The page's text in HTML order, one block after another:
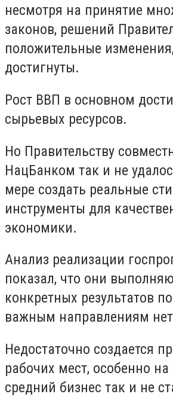
несмотря на принятие
законов, решений
положительные
достигнуты.
Рост ВВП в основном
сырьевых ресурсов.
Но Правительству
НацБанком так и не
мере создать реальные
инструменты для
экономики.
Анализ реализации
показал, что они
конкретных результатов
важным направлениям
Недостаточно создается
рабочих мест, особенно
средний бизнес так и не